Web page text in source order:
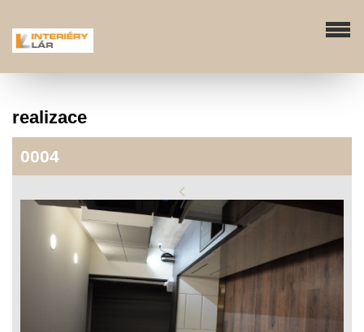
realizace
0004